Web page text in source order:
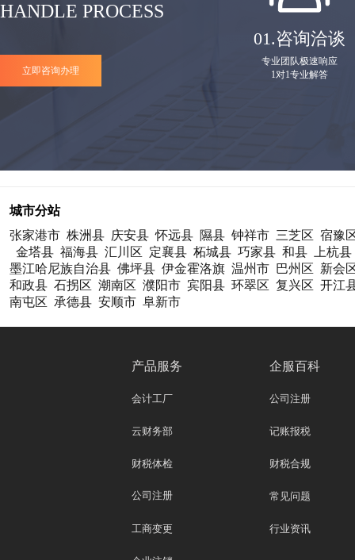
HANDLE PROCESS
立即咨询办理
01.咨询洽谈
专业团队极速响应
1对1专业解答
城市分站
张家港市 株洲县 庆安县 怀远县 隰县 钟祥市 三芝区 宿豫
金塔县 福海县 汇川区 定襄县 柘城县 巧家县 和县
上杭县
墨江哈尼族自治县 佛坪县 伊金霍洛旗 温州市 巴州区 新会
和政县 石拐区 潮南区 濮阳市 宾阳县 环翠区 复兴区 开江
南屯区 承德县 安顺市 阜新市
产品服务
会计工厂
云财务部
财税体检
公司注册
工商变更
企服百科
公司注册
记账报税
财税合规
常见问题
行业资讯